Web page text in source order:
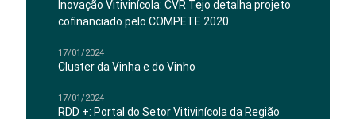
Inovação Vitivinícola: CVR Tejo detalha projeto
cofinanciado pelo COMPETE 2020
17/01/2024
Cluster da Vinha e do Vinho
17/01/2024
RDD +: Portal do Setor Vitivinícola da Região